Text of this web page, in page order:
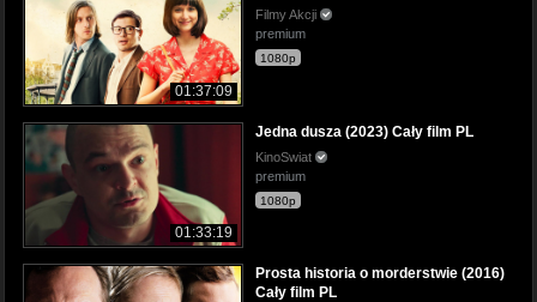
01:37:09
Filmy Akcji
premium
1080p
01:33:19
Jedna dusza (2023) Cały film PL
KinoSwiat
premium
1080p
Prosta historia o morderstwie (2016)
Cały film PL